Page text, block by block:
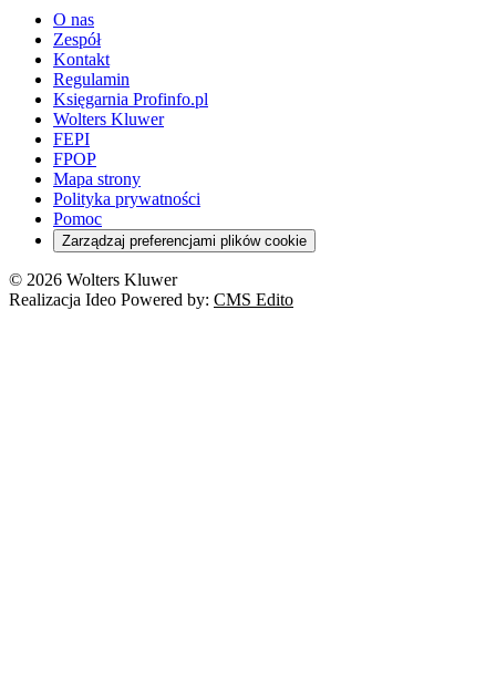
O nas
Zespół
Kontakt
Regulamin
Księgarnia Profinfo.pl
Wolters Kluwer
FEPI
FPOP
Mapa strony
Polityka prywatności
Pomoc
Zarządzaj preferencjami plików cookie
© 2026 Wolters Kluwer
Realizacja Ideo Powered by: CMS Edito